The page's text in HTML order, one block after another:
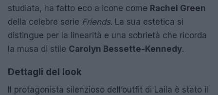
studiata, ha fatto eco a icone come Rachel Green
della celebre serie Friends. La sua estetica si
distingue per la linearità e una sobrietà che ricorda
la musa di stile Carolyn Bessette-Kennedy.
Dettagli del look
Il protagonista silenzioso dell’outfit di Laila è stato il